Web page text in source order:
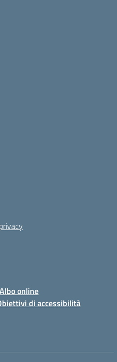
Albo online
di accessibilità